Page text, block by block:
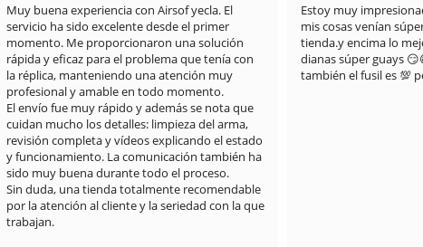
Muy buena experiencia con Airsof yecla. El
servicio ha sido excelente desde el primer
momento. Me proporcionaron una solución
rápida y eficaz para el problema que tenía con
la réplica, manteniendo una atención muy
profesional y amable en todo momento.
El envío fue muy rápido y además se nota que
cuidan mucho los detalles: limpieza del arma,
revisión completa y vídeos explicando el estado
y funcionamiento. La comunicación también ha
sido muy buena durante todo el proceso.
Sin duda, una tienda totalmente recomendable
por la atención al cliente y la seriedad con la que
trabajan.
Estoy muy
mis cosas venían
tienda.y encima lo
dianas súper guays
también el fusil es 💯